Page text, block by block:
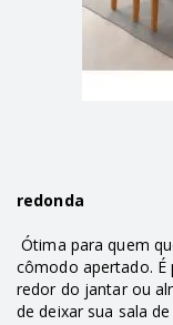
–
redonda
Ótima para quem
cômodo apertado. É
redor do jantar ou
de deixar sua sala